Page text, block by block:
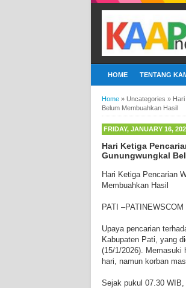
HOME TENTANG
Home » Uncategories »
Belum Membuahkan Hasil
FRIDAY, JANUARY 16,
Hari Ketiga
Gunungwungkal
Hari Ketiga Pencarian
Membuahkan Hasil
PATI –PATINEWSCOM
Upaya pencarian
Kabupaten Pati, yang
(15/1/2026). Memasuki
hari, namun korban
Sejak pukul 07.30